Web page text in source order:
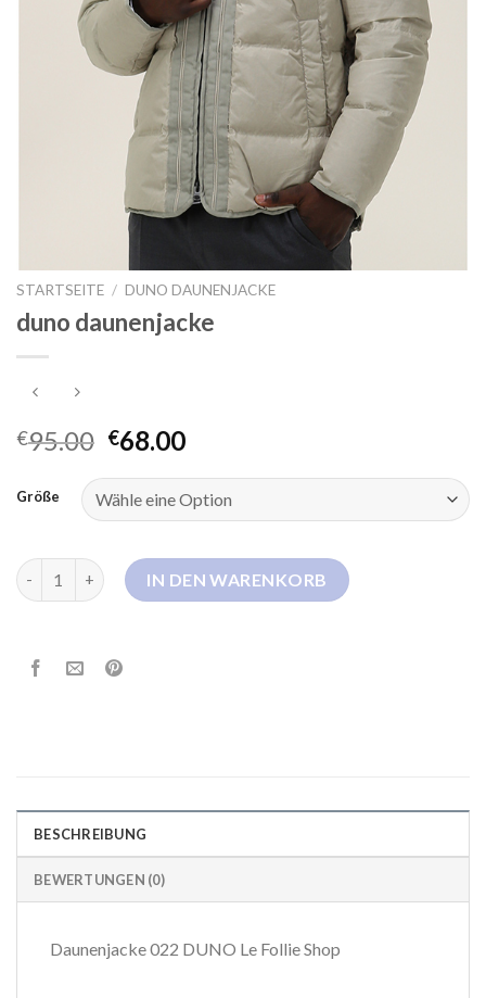
STARTSEITE / DUNO DAUNENJACKE
duno daunenjacke
€95.00 €68.00
Größe
duno daunenjacke MengeIN DEN WARENKORB
BESCHREIBUNG
BEWERTUNGEN (0)
Daunenjacke 022 DUNO Le Follie Shop